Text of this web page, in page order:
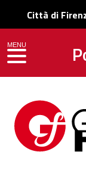
Città di
MENU
toggle navigation